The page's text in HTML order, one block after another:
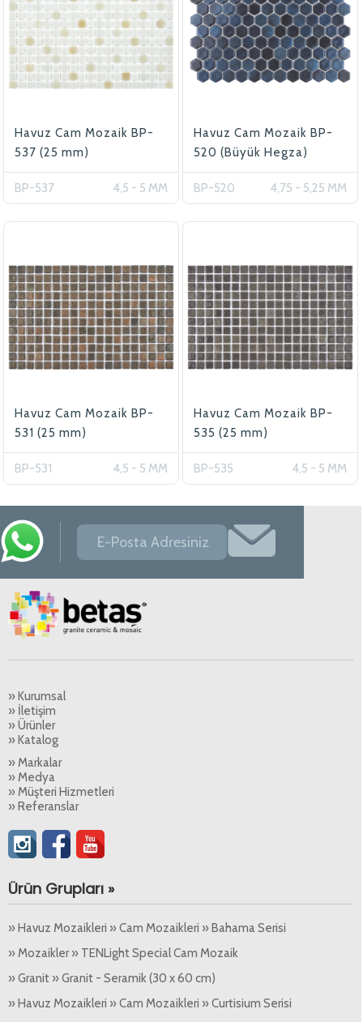
Havuz Cam Mozaik BP-
537 (25 mm)
BP-537 4,5 - 5 MM
Havuz Cam Mozaik BP-
520 (Büyük Hegza)
BP-520 4,75 - 5,25 MM
Havuz Cam Mozaik BP-
531 (25 mm)
BP-531 4,5 - 5 MM
Havuz Cam Mozaik BP-
535 (25 mm)
BP-535 4,5 - 5 MM
» Kurumsal
» İletişim
» Ürünler
» Katalog
» Markalar
» Medya
» Müşteri Hizmetleri
» Referanslar
Ürün Grupları »
» Havuz Mozaikleri » Cam Mozaikleri » Bahama Serisi
» Mozaikler » TENLight Special Cam Mozaik
» Granit » Granit - Seramik (30 x 60 cm)
» Havuz Mozaikleri » Cam Mozaikleri » Curtisium Serisi